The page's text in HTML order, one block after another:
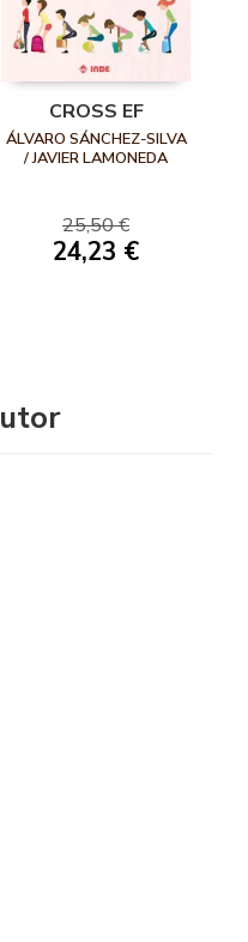
CROSS EF
ÁLVARO SÁNCHEZ-SILVA
/ JAVIER LAMONEDA
25,50 €
24,23 €